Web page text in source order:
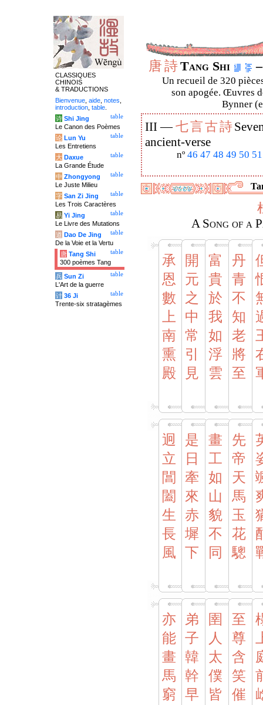
唐詩Tang Shi
Un recueil de 320
son apogée. Œuvres
Bynner
III —七言古詩
ancient-verse
nº 46 47 48 49 50 51
A Song of a
承
恩
數
上
南
熏
殿
開
元
之
中
常
引
見
富
貴
於
我
如
浮
雲
丹
青
不
知
老
將
至
迥
立
閶
闔
生
長
風
是
日
牽
來
赤
墀
下
畫
工
如
山
貌
不
同
先
帝
天
馬
玉
花
驄
亦
能
畫
馬
窮
弟
子
韓
幹
早
圉
人
太
僕
皆
至
尊
含
笑
催
CLASSIQUES
CHINOIS
& TRADUCTIONS
Bienvenue aide notes
introduction table
table
诗 Shi Jing
Le Canon des Poèmes
table
论 Lun Yu
Les Entretiens
table
大 Daxue
La Grande Étude
table
中 Zhongyong
Le Juste Milieu
table
字 San Zi Jing
Les Trois Caractères
table
易 Yi Jing
Le Livre des Mutations
table
道 Dao De Jing
De la Voie et la Vertu
table
唐 Tang Shi
300 poèmes Tang
table
兵 Sun Zi
L'Art de la guerre
table
计 36 Ji
Trente-six stratagèmes